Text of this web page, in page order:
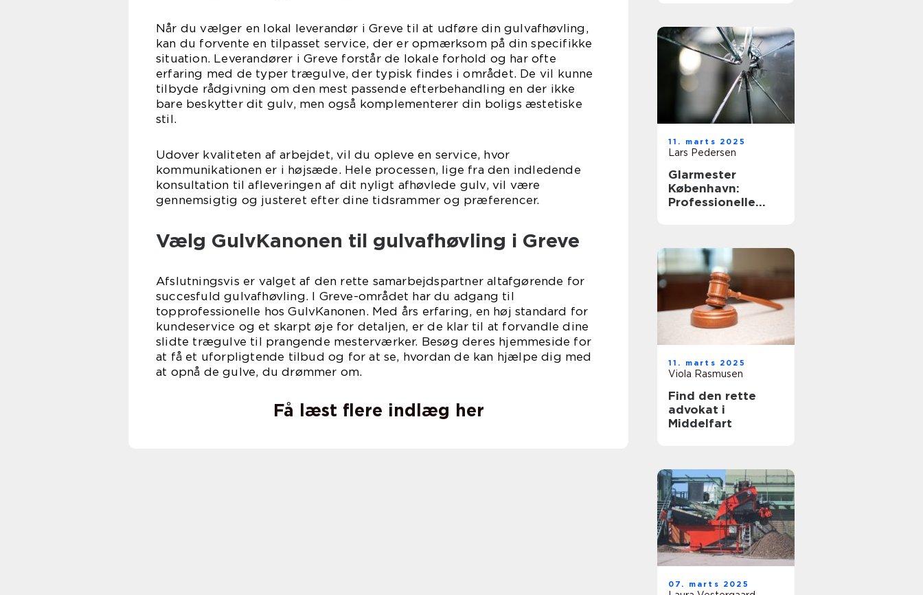
Når du vælger en lokal leverandør i Greve til at udføre din gulvafhøvling,
kan du forvente en tilpasset service, der er opmærksom på din specifikke
situation. Leverandører i Greve forstår de lokale forhold og har ofte
erfaring med de typer trægulve, der typisk findes i området. De vil kunne
tilbyde rådgivning om den mest passende efterbehandling en der ikke
bare beskytter dit gulv, men også komplementerer din boligs æstetiske
stil.
Udover kvaliteten af arbejdet, vil du opleve en service, hvor
kommunikationen er i højsæde. Hele processen, lige fra den indledende
konsultation til afleveringen af dit nyligt afhøvlede gulv, vil være
gennemsigtig og justeret efter dine tidsrammer og præferencer.
Vælg GulvKanonen til gulvafhøvling i Greve
Afslutningsvis er valget af den rette samarbejdspartner altafgørende for
succesfuld gulvafhøvling. I Greve-området har du adgang til
topprofessionelle hos GulvKanonen. Med års erfaring, en høj standard for
kundeservice og et skarpt øje for detaljen, er de klar til at forvandle dine
slidte trægulve til prangende mesterværker. Besøg deres hjemmeside for
at få et uforpligtende tilbud og for at se, hvordan de kan hjælpe dig med
at opnå de gulve, du drømmer om.
Få læst flere indlæg her
11. marts 2025
Lars Pedersen
Glarmester
København:
Professionelle
11. marts 2025
Viola Rasmusen
Find den rette
advokat i
Middelfart
07. marts 2025